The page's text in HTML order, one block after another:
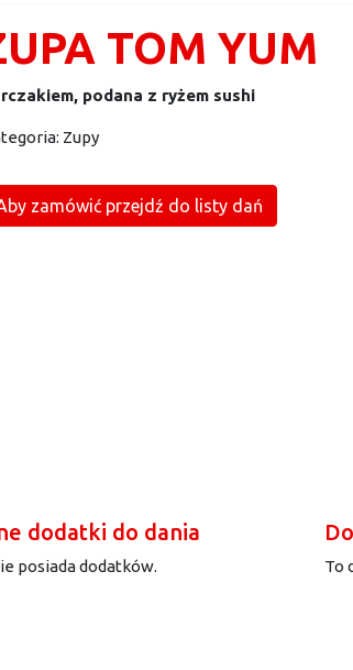
TOM YUM
podana z ryżem sushi
Zupy
zamówić przejdź do listy dań
dodatki do dania
posiada dodatków. To